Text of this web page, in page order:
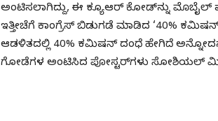
ಅಂಟಿಸಲಾಗಿದ್ದು, ಈ ಕ್ಯೂಆರ್ ಕೋಡ್​​ನ್ನು ಮೊಬೈಲ್
ಇತ್ತೀಚೆಗೆ ಕಾಂಗ್ರೆಸ್ ಬಿಡುಗಡೆ ಮಾಡಿದ ‘40%
ಆಡಳಿತದಲ್ಲಿ 40% ಕಮಿಷನ್ ದಂಧೆ ಹೇಗಿದೆ
ಗೋಡೆಗಳ ಅಂಟಿಸಿದ ಪೋಸ್ಟರ್‌ಗಳು ಸೋಶಿಯಲ್‌